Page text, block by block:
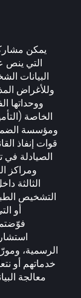
يمكن
التي ينص
وللأغراض
ووحداتها
الخاصة
ومؤسسة
قوات إنفاذ
الصيادلة في
ومراكز
الثالثة
التشخيص
أو
الرسمية،
خدماتهم أو